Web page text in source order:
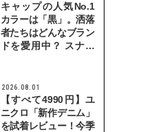
キャップの人気No.1
カラーは「黒」。洒落
者たちはどんなブラン
ドを愛用中？ スナッ
2026.08.01
【すべて4990円】ユ
ニクロ「新作デニム」
を試着レビュー！今季